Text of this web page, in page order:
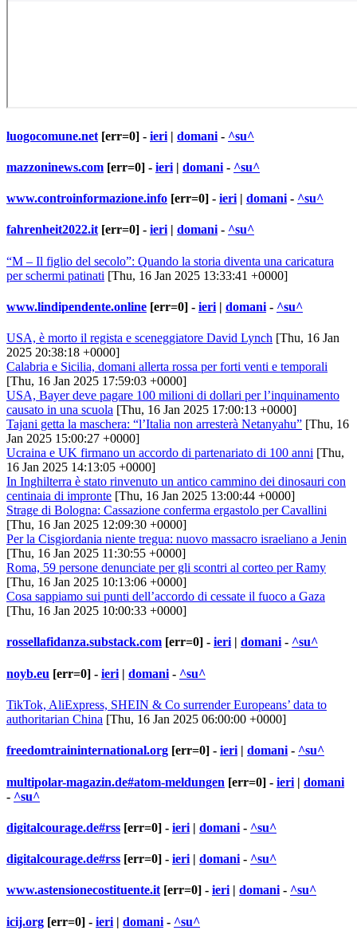
luogocomune.net [err=0] - ieri | domani - ^su^
mazzoninews.com [err=0] - ieri | domani - ^su^
www.controinformazione.info [err=0] - ieri | domani - ^su^
fahrenheit2022.it [err=0] - ieri | domani - ^su^
“M – Il figlio del secolo”: Quando la storia diventa una caricatura
per schermi patinati [Thu, 16 Jan 2025 13:33:41 +0000]
www.lindipendente.online [err=0] - ieri | domani - ^su^
USA, è morto il regista e sceneggiatore David Lynch [Thu, 16 Jan
2025 20:38:18 +0000]
Calabria e Sicilia, domani allerta rossa per forti venti e temporali
[Thu, 16 Jan 2025 17:59:03 +0000]
USA, Bayer deve pagare 100 milioni di dollari per l’inquinamento
causato in una scuola [Thu, 16 Jan 2025 17:00:13 +0000]
Tajani getta la maschera: “l’Italia non arresterà Netanyahu” [Thu, 16
Jan 2025 15:00:27 +0000]
Ucraina e UK firmano un accordo di partenariato di 100 anni [Thu,
16 Jan 2025 14:13:05 +0000]
In Inghilterra è stato rinvenuto un antico cammino dei dinosauri con
centinaia di impronte [Thu, 16 Jan 2025 13:00:44 +0000]
Strage di Bologna: Cassazione conferma ergastolo per Cavallini
[Thu, 16 Jan 2025 12:09:30 +0000]
Per la Cisgiordania niente tregua: nuovo massacro israeliano a Jenin
[Thu, 16 Jan 2025 11:30:55 +0000]
Roma, 59 persone denunciate per gli scontri al corteo per Ramy
[Thu, 16 Jan 2025 10:13:06 +0000]
Cosa sappiamo sui punti dell’accordo di cessate il fuoco a Gaza
[Thu, 16 Jan 2025 10:00:33 +0000]
rossellafidanza.substack.com [err=0] - ieri| domani- ^su^
noyb.eu [err=0] - ieri | domani - ^su^
TikTok, AliExpress, SHEIN & Co surrender Europeans’ data to
authoritarian China [Thu, 16 Jan 2025 06:00:00 +0000]
freedomtraininternational.org [err=0] - ieri | domani - ^su^
multipolar-magazin.de#atom-meldungen [err=0] - ieri | domani
- ^su^
digitalcourage.de#rss [err=0] - ieri | domani - ^su^
digitalcourage.de#rss [err=0] - ieri | domani - ^su^
www.astensionecostituente.it [err=0] - ieri | domani - ^su^
icij.org [err=0] - ieri | domani - ^su^